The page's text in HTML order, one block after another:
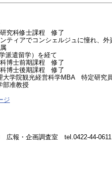
究科修士課程 修了
ティアでコンシェルジュに憧れ、
属
派遣留学）を経て
博士前期課程 修了
博士後期課程 修了
学院観光経営科学MBA 特定研究員
部准教授
ジ
報・企画調査室 tel.0422-44-0611